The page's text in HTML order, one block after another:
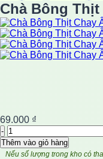
Chà Bông Thịt
69.000 ₫
Chà
Bông
Thịt
Thêm vào giỏ hàng
Nếu số lượng trong kho có